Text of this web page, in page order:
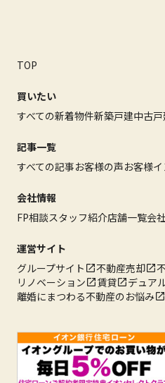
TOP
買いたい
すべての新着物件新築戸建中古戸
記事一覧
すべての記事お客様の声お客様
会社情報
FP相談スタッフ紹介店舗一覧会
運営サイト
グループサイト
不動産売却
リノベーション
賃貸
デュア
離婚にまつわる不動産のお悩み